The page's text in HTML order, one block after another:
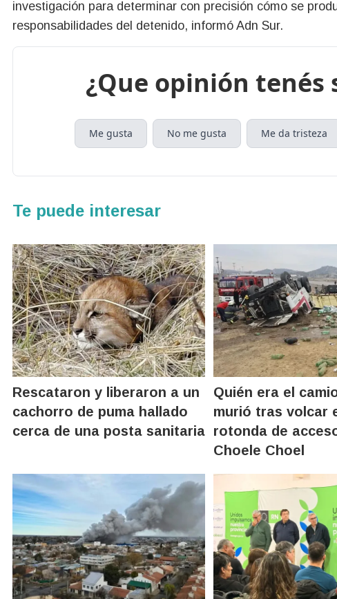
investigación para determinar con precisión cómo se
responsabilidades del detenido, informó Adn Sur.
¿Que opinión tenés
Me gusta No me gusta Me da tristeza
Te puede interesar
Rescataron y liberaron a un
cachorro de puma hallado
cerca de una posta sanitaria
Quién era el
murió tras volcar
rotonda de
Choele Choel